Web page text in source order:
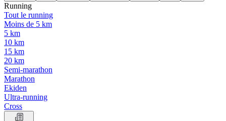
Running
Tout le running
Moins de 5 km
5 km
10 km
15 km
20 km
Semi-marathon
Marathon
Ekiden
Ultra-running
Cross